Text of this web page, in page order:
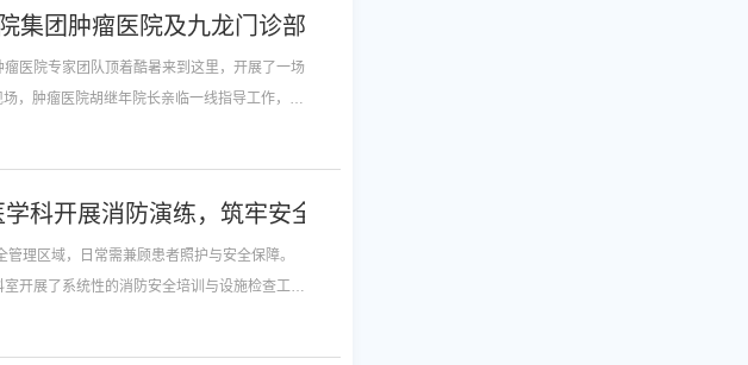
团肿瘤医院及九龙门诊部走进居仁村社区开展健康科普活动
医院专家团队顶着酷暑来到这里，开展了一场
，肿瘤医院胡继年院长亲临一线指导工作，确
科开展消防演练，筑牢安全底线
理区域，日常需兼顾患者照护与安全保障。
开展了系统性的消防安全培训与设施检查工